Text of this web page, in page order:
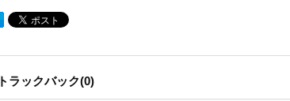
トラックバック(0)